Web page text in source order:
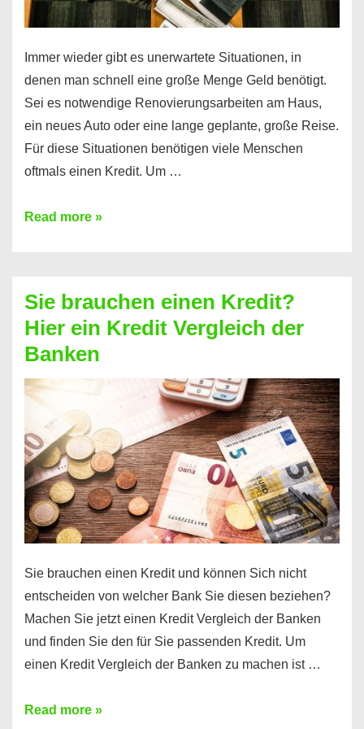
Immer wieder gibt es unerwartete Situationen, in
denen man schnell eine große Menge Geld benötigt.
Sei es notwendige Renovierungsarbeiten am Haus,
ein neues Auto oder eine lange geplante, große Reise.
Für diese Situationen benötigen viele Menschen
oftmals einen Kredit. Um …
Brauchen
Summe
Geld?
Hier
einen
10000
Euro
Kredit
finden
Read more »
Sie brauchen einen Kredit?
Hier ein Kredit Vergleich der
Banken
Sie brauchen einen Kredit und können Sich nicht
entscheiden von welcher Bank Sie diesen beziehen?
Machen Sie jetzt einen Kredit Vergleich der Banken
und finden Sie den für Sie passenden Kredit. Um
einen Kredit Vergleich der Banken zu machen ist …
Sie
Read more »